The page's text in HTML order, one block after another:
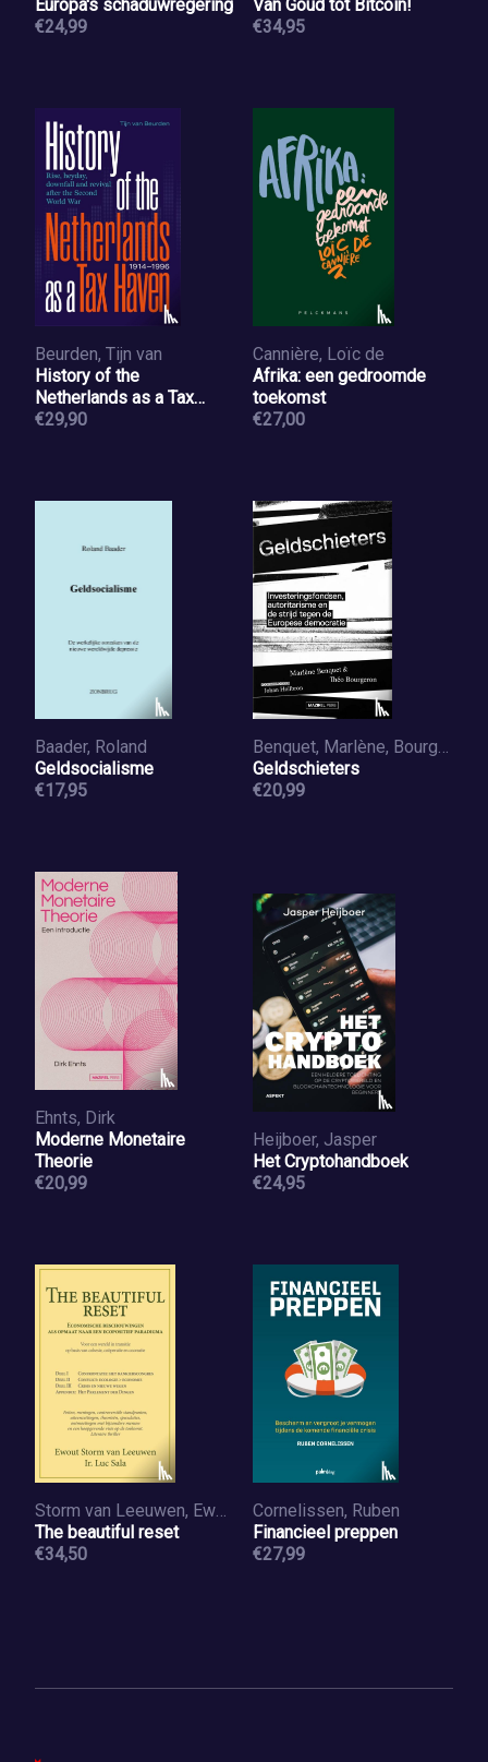
Europa's schaduwregering
€24,99
Van Goud tot Bitcoin!
€34,95
Beurden, Tijn van
History of the
Netherlands as a Tax
Haven, 1914-1996
€29,90
Cannière, Loïc de
Afrika: een gedroomde
toekomst
€27,00
Baader, Roland
Geldsocialisme
€17,95
Benquet, Marlène, Bourgeron, Théo, Heilbron, Johan
Geldschieters
€20,99
Ehnts, Dirk
Moderne Monetaire
Theorie
€20,99
Heijboer, Jasper
Het Cryptohandboek
€24,95
Storm van Leeuwen, Ewout, Sala, Luc
The beautiful reset
€34,50
Cornelissen, Ruben
Financieel preppen
€27,99